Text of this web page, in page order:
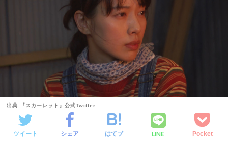
出典:『スカーレット』公式Twitter
ツイート シェア はてブ LINE Pocket